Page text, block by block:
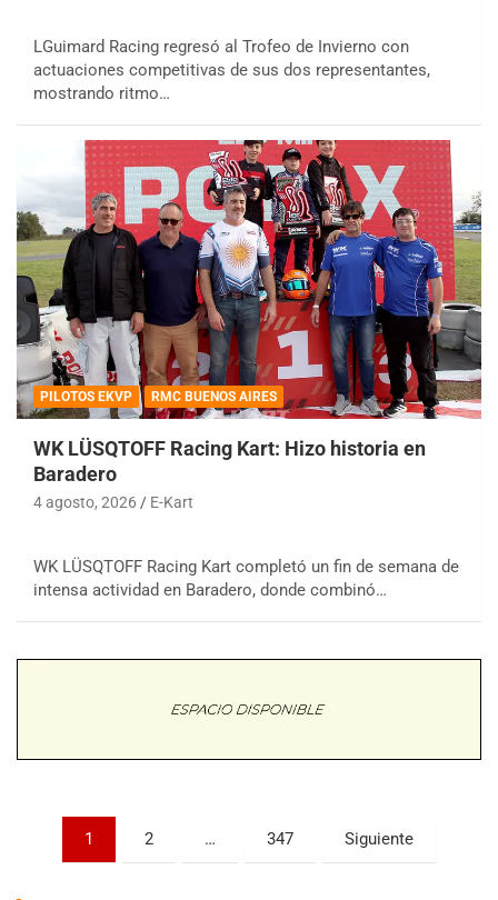
LGuimard Racing regresó al Trofeo de Invierno con
actuaciones competitivas de sus dos representantes,
mostrando ritmo…
PILOTOS EKVP RMC BUENOS AIRES
WK LÜSQTOFF Racing Kart: Hizo historia en
Baradero
4 agosto, 2026 E-Kart
WK LÜSQTOFF Racing Kart completó un fin de semana de
intensa actividad en Baradero, donde combinó…
Paginación
1 2 … 347 Siguiente
COBERTURA ESPECIAL DE E-KART.COM.AR
08/09-AGO
Trenque Lauquen (Buenos Aires)
Parque de la Velocidad (Asfalto)
Villaguay (Entre Ríos)